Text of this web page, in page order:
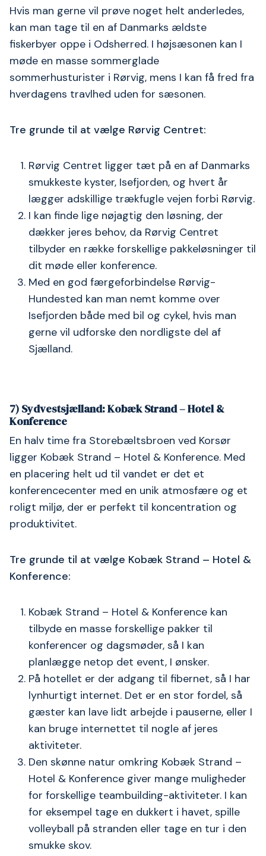
Hvis man gerne vil prøve noget helt anderledes,
kan man tage til en af Danmarks ældste
fiskerbyer oppe i Odsherred. I højsæsonen kan I
møde en masse sommerglade
sommerhusturister i Rørvig, mens I kan få fred fra
hverdagens travlhed uden for sæsonen.
Tre grunde til at vælge Rørvig Centret:
Rørvig Centret ligger tæt på en af Danmarks
smukkeste kyster, Isefjorden, og hvert år
lægger adskillige trækfugle vejen forbi Rørvig.
I kan finde lige nøjagtig den løsning, der
dækker jeres behov, da Rørvig Centret
tilbyder en række forskellige pakkeløsninger til
dit møde eller konference.
Med en god færgeforbindelse Rørvig-
Hundested kan man nemt komme over
Isefjorden både med bil og cykel, hvis man
gerne vil udforske den nordligste del af
Sjælland.
7) Sydvestsjælland: Kobæk Strand – Hotel &
Konference
En halv time fra Storebæltsbroen ved Korsør
ligger Kobæk Strand – Hotel & Konference. Med
en placering helt ud til vandet er det et
konferencecenter med en unik atmosfære og et
roligt miljø, der er perfekt til koncentration og
produktivitet.
Tre grunde til at vælge Kobæk Strand – Hotel &
Konference:
Kobæk Strand – Hotel & Konference kan
tilbyde en masse forskellige pakker til
konferencer og dagsmøder, så I kan
planlægge netop det event, I ønsker.
På hotellet er der adgang til fibernet, så I har
lynhurtigt internet. Det er en stor fordel, så
gæster kan lave lidt arbejde i pauserne, eller I
kan bruge internettet til nogle af jeres
aktiviteter.
Den skønne natur omkring Kobæk Strand –
Hotel & Konference giver mange muligheder
for forskellige teambuilding-aktiviteter. I kan
for eksempel tage en dukkert i havet, spille
volleyball på stranden eller tage en tur i den
smukke skov.